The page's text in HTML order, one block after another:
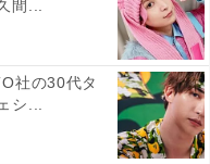
」の下で多くの学生
て、型にはまらない
）」「頭柔らかい人
間...
社の30代タ
シ...